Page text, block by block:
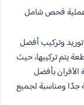
عملية فحص شامل
وتركيب أفضل
يتم تركيبها، حيث
بأفضل
جدًا ومناسبة لجميع